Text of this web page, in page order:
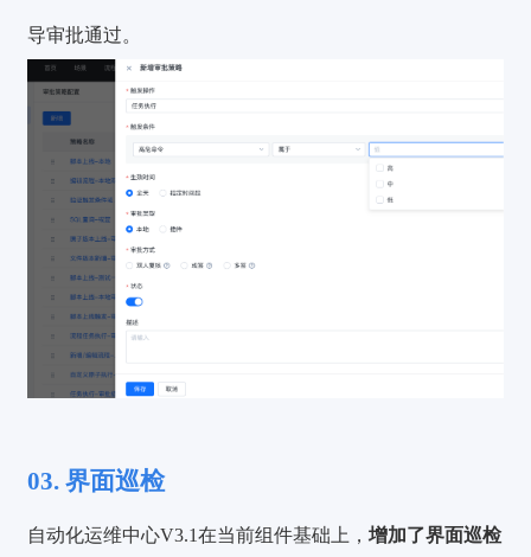
导审批通过。
03. 界面巡检
自动化运维中心V3.1在当前组件基础上，增加了界面巡检